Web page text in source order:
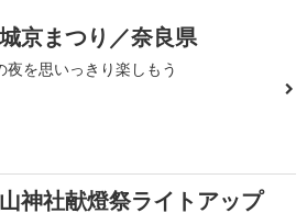
京まつり／奈良県
夜を思いっきり楽しもう
神社献燈祭ライトアップ